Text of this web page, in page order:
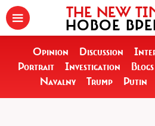
THE NEW
НОВОЕ
Opinion Discussion
Portrait
Investigation Blogs
Navalny
Trump Putin